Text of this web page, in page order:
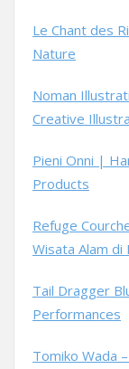
Le Chant des
Nature
Noman
Creative
Pieni Onni |
Products
Refuge
Wisata Alam di
Tail Dragger
Performances
Tomiko Wada